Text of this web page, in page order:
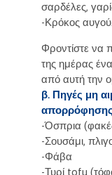
σαρδέλες,
-Κρόκος αυγού.
Φροντίστε να
της ημέρας
από αυτή την
β. Πηγές μη
απορρόφησης
-Όσπρια
-Σουσάμι,
-Φάβα
-Τυρί tofu